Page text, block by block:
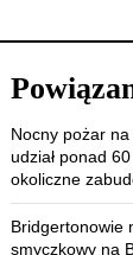
Nocny pożar
udział ponad
okoliczne
Bridgertonowie
smyczkowy na